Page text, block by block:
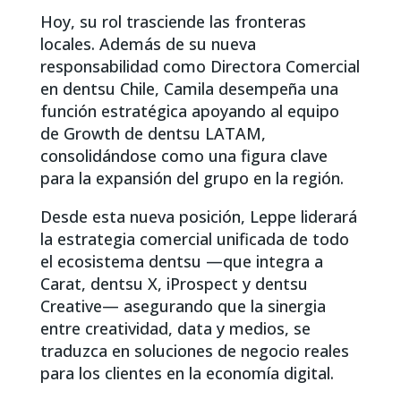
Hoy, su rol trasciende las fronteras
locales. Además de su nueva
responsabilidad como Directora Comercial
en dentsu Chile, Camila desempeña una
función estratégica apoyando al equipo
de Growth de dentsu LATAM,
consolidándose como una figura clave
para la expansión del grupo en la región.
Desde esta nueva posición, Leppe liderará
la estrategia comercial unificada de todo
el ecosistema dentsu —que integra a
Carat, dentsu X, iProspect y dentsu
Creative— asegurando que la sinergia
entre creatividad, data y medios, se
traduzca en soluciones de negocio reales
para los clientes en la economía digital.